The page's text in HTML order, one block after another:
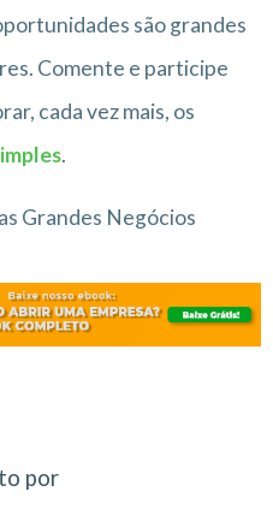
são grandes
Comente e participe
cada vez mais, os
.
Grandes Negócios
por